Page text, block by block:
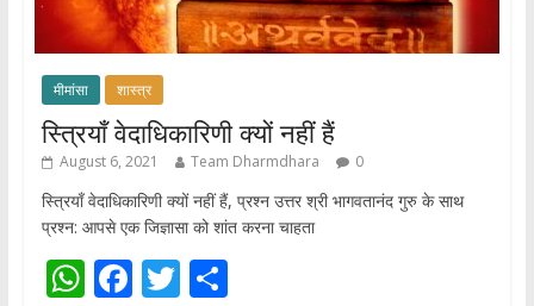
मीमांसा शास्त्र
स्त्रियाँ वेदाधिकारिणी क्यों नहीं हैं
August 6, 2021 Team Dharmdhara 0
स्त्रियाँ वेदाधिकारिणी क्यों नहीं हैं, प्रश्न उत्तर श्री भागवतानंद गुरु के साथ
प्रश्न: आपसे एक जिज्ञासा को शांत करना चाहता
W F T S